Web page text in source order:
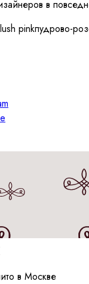
в
pinkпудрово-
обработки
в Москве